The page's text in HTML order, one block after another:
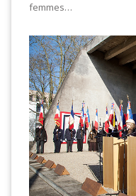
femmes…